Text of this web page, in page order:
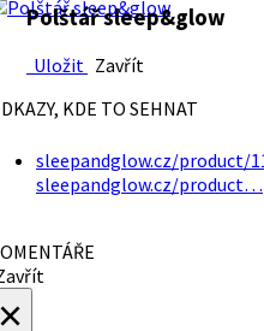
Polštář sleep&glow
Uložit Zavřít
KDE TO SEHNAT
sleepandglow.cz/product/
sleepandglow.cz/product…